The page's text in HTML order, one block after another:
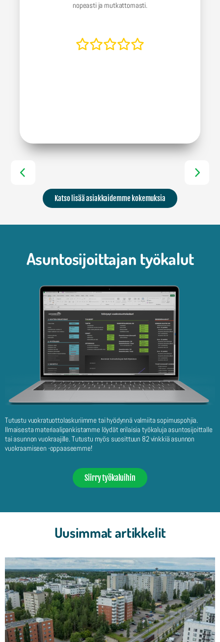
nopeasti ja mutkattomasti.
Katso lisää asiakkaidemme kokemuksia
Asuntosijoittajan työkalut
Tutustu vuokratuottolaskuriimme tai hyödynnä valmiita sopimuspohjia.
Ilmaisesta materiaalipankistamme löydät erilaisia työkaluja asuntosijoittalle
tai asunnon vuokraajille. Tutustu myös suosittuun 82 vinkkiä asunnon
vuokraamiseen -oppaaseemme!
Siirry työkaluihin
Uusimmat artikkelit